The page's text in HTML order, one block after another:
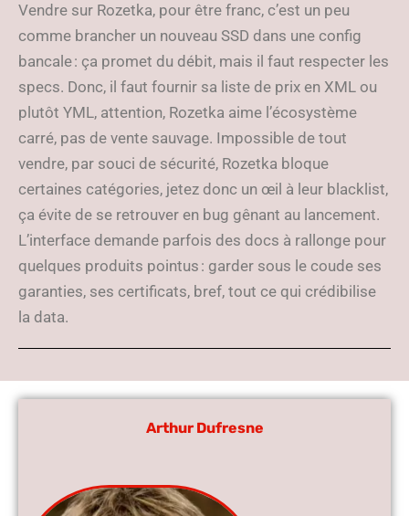
Vendre sur Rozetka, pour être franc, c’est un peu
comme brancher un nouveau SSD dans une config
bancale : ça promet du débit, mais il faut respecter les
specs. Donc, il faut fournir sa liste de prix en XML ou
plutôt YML, attention, Rozetka aime l’écosystème
carré, pas de vente sauvage. Impossible de tout
vendre, par souci de sécurité, Rozetka bloque
certaines catégories, jetez donc un œil à leur blacklist,
ça évite de se retrouver en bug gênant au lancement.
L’interface demande parfois des docs à rallonge pour
quelques produits pointus : garder sous le coude ses
garanties, ses certificats, bref, tout ce qui crédibilise
la data.
Arthur Dufresne